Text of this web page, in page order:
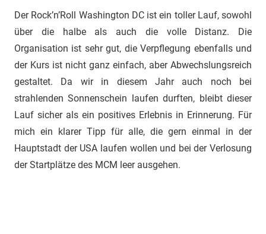
Der Rock’n’Roll Washington DC ist ein toller Lauf, sowohl
über die halbe als auch die volle Distanz. Die
Organisation ist sehr gut, die Verpflegung ebenfalls und
der Kurs ist nicht ganz einfach, aber Abwechslungsreich
gestaltet. Da wir in diesem Jahr auch noch bei
strahlenden Sonnenschein laufen durften, bleibt dieser
Lauf sicher als ein positives Erlebnis in Erinnerung. Für
mich ein klarer Tipp für alle, die gern einmal in der
Hauptstadt der USA laufen wollen und bei der Verlosung
der Startplätze des MCM leer ausgehen.